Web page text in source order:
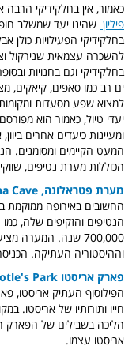
כאמור, אין בחלקידיקי
פיליון שהינו יעד שמשלב
בחלקידיקי הפעילויות כולן
להשכרה עצמאית שנירקול
בחלקידיקי וגם בחנויות
ים רב כמו סאפים, קיאקים,
למצוא שפע מסעדות ומקומות
יעדי טיול, כאמור הוא
ומעיינות כיעדים אחרים
המעט הקיימים ומסומנים.
הכוללות מערת נטיפים,
מערת פטראלונה, Petralona Cave
החשובים באירופה ממוקמת
הנטיפים והזקיפים שלה, כמו
700,000 שנה.
וההיסטוריה העתיקה. הכניסה
פארק אריסטו Aristotle's Park
הפילוסוף העתיק אריסטו,
חייו ותורותיו של אריסטו.
הליכה בשבילים של הפארק
אריסטו עצמו.